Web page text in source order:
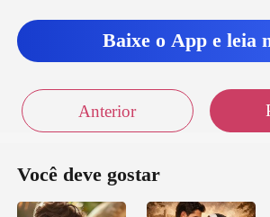
Baixe o App e leia
Anterior
Você deve gostar